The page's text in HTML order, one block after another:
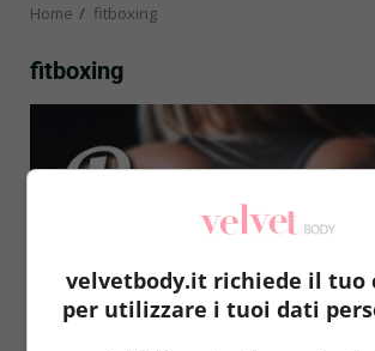
Home fitboxing
fitboxing
velvetbody.it richiede il tuo
per utilizzare i tuoi dati